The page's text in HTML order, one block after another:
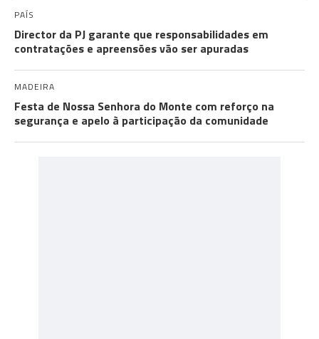
PAÍS
Director da PJ garante que responsabilidades em
contratações e apreensões vão ser apuradas
MADEIRA
Festa de Nossa Senhora do Monte com reforço na
segurança e apelo à participação da comunidade